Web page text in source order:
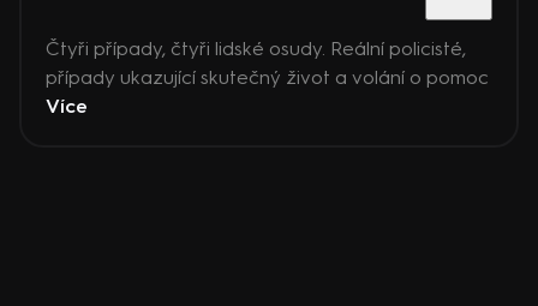
Čtyři případy, čtyři lidské osudy. Reální policisté,
případy ukazující skutečný život a volání o pomoc
Více